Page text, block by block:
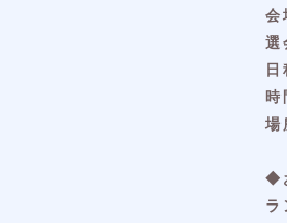
会
選
場
◆
ラ